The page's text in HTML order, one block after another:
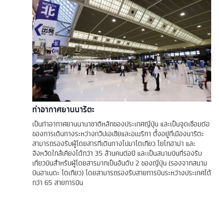
ท่าอากาศยานนาริตะ
เป็นท่าอากาศยานนานาชาติหลักของประเทศญี่ปุ่น และเป็นจุดเชื่อมต่อ
ของการเดินทางระหว่างทวีปเอเชียและอเมริกา ตั้งอยู่ที่เมืองนาริตะ
สามารถรองรับผู้โดยสารที่เดินทางไปมาโตเกียว โยโกฮาม่า และ
จังหวัดใกล้เคียงได้กว่า 35 ล้านคนต่อปี และเป็นสนามบินที่รองรับ
เที่ยวบินสำหรับผู้โดยสารมากเป็นอันดับ 2 ของญี่ปุ่น (รองจากสนาม
บินฮาเนดะ โตเกียว) โดยสามารถรองรับสายการบินระหว่างประเทศได้
กว่า 65 สายการบิน